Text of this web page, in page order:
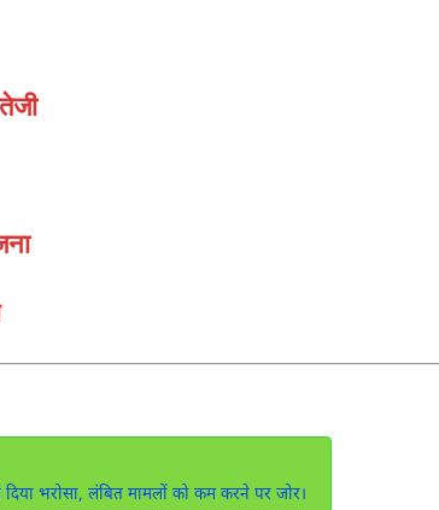
दिया भरोसा, लंबित मामलों को कम करने पर जोर।